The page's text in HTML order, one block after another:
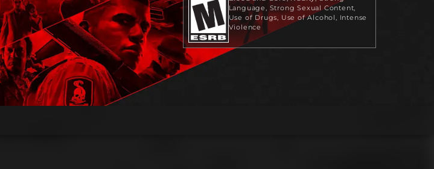
Language
Strong Sexual Content
Use of Drugs Use of Alcohol
Intense
Violence